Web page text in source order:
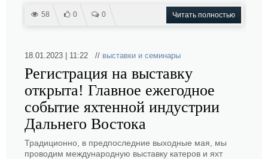
58 0 0 Читать полностью
18.01.2023 | 11:22 // выставки и семинары
Регистрация на выставку
открыта! Главное ежегодное
событие яхтенной индустрии
Дальнего Востока
Традиционно, в предпоследние выходные мая, мы
проводим международную выставку катеров и яхт